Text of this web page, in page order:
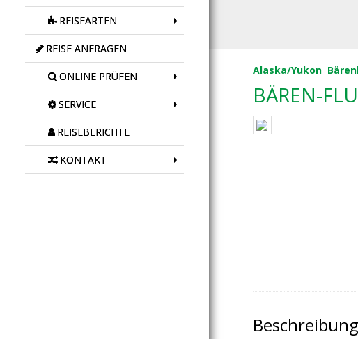
REISEARTEN
REISE ANFRAGEN
ONLINE PRÜFEN
SERVICE
REISEBERICHTE
KONTAKT
Alaska/Yukon
BÄREN-
Beschreibung